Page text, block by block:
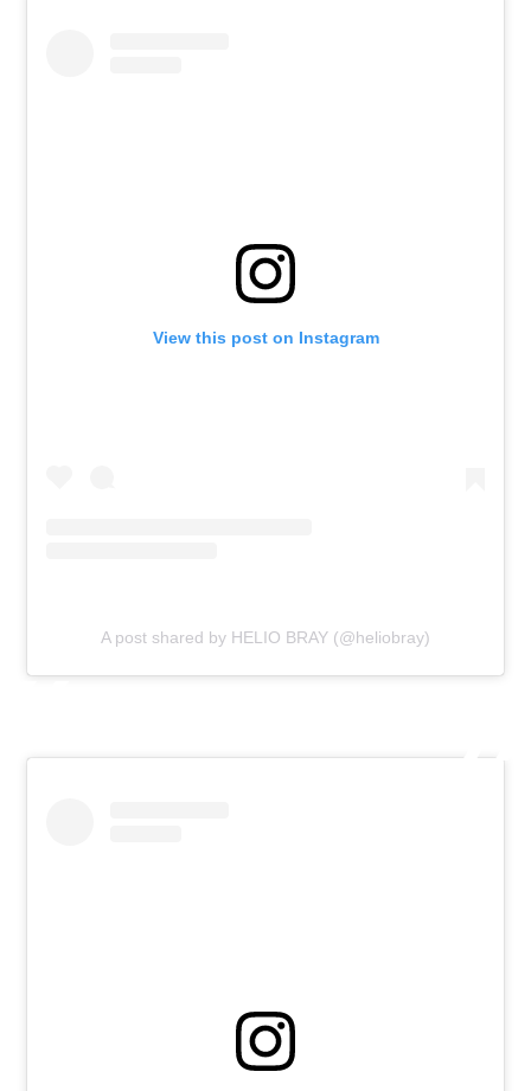
View this post on Instagram
A post shared by HELIO BRAY (@heliobray)